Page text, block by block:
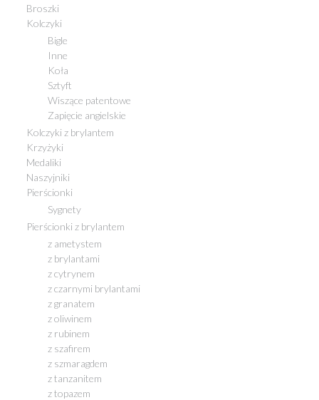
Broszki
Kolczyki
Bigle
Inne
Koła
Sztyft
Wiszące patentowe
Zapięcie angielskie
Kolczyki z brylantem
Krzyżyki
Medaliki
Naszyjniki
Pierścionki
Sygnety
Pierścionki z brylantem
z ametystem
z brylantami
z cytrynem
z czarnymi brylantami
z granatem
z oliwinem
z rubinem
z szafirem
z szmaragdem
z tanzanitem
z topazem